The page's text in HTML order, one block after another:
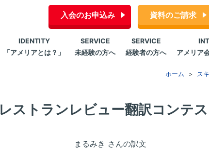
入会のお申込み 資料のご請求
IDENTITY
「アメリアとは？」
SERVICE
未経験の方へ
SERVICE
経験者の方へ
アメリア
ホーム ス
レストランレビュー翻訳コンテス
まるみき さんの訳文